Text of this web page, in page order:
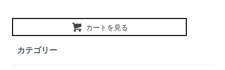
カートを見る
カテゴリー